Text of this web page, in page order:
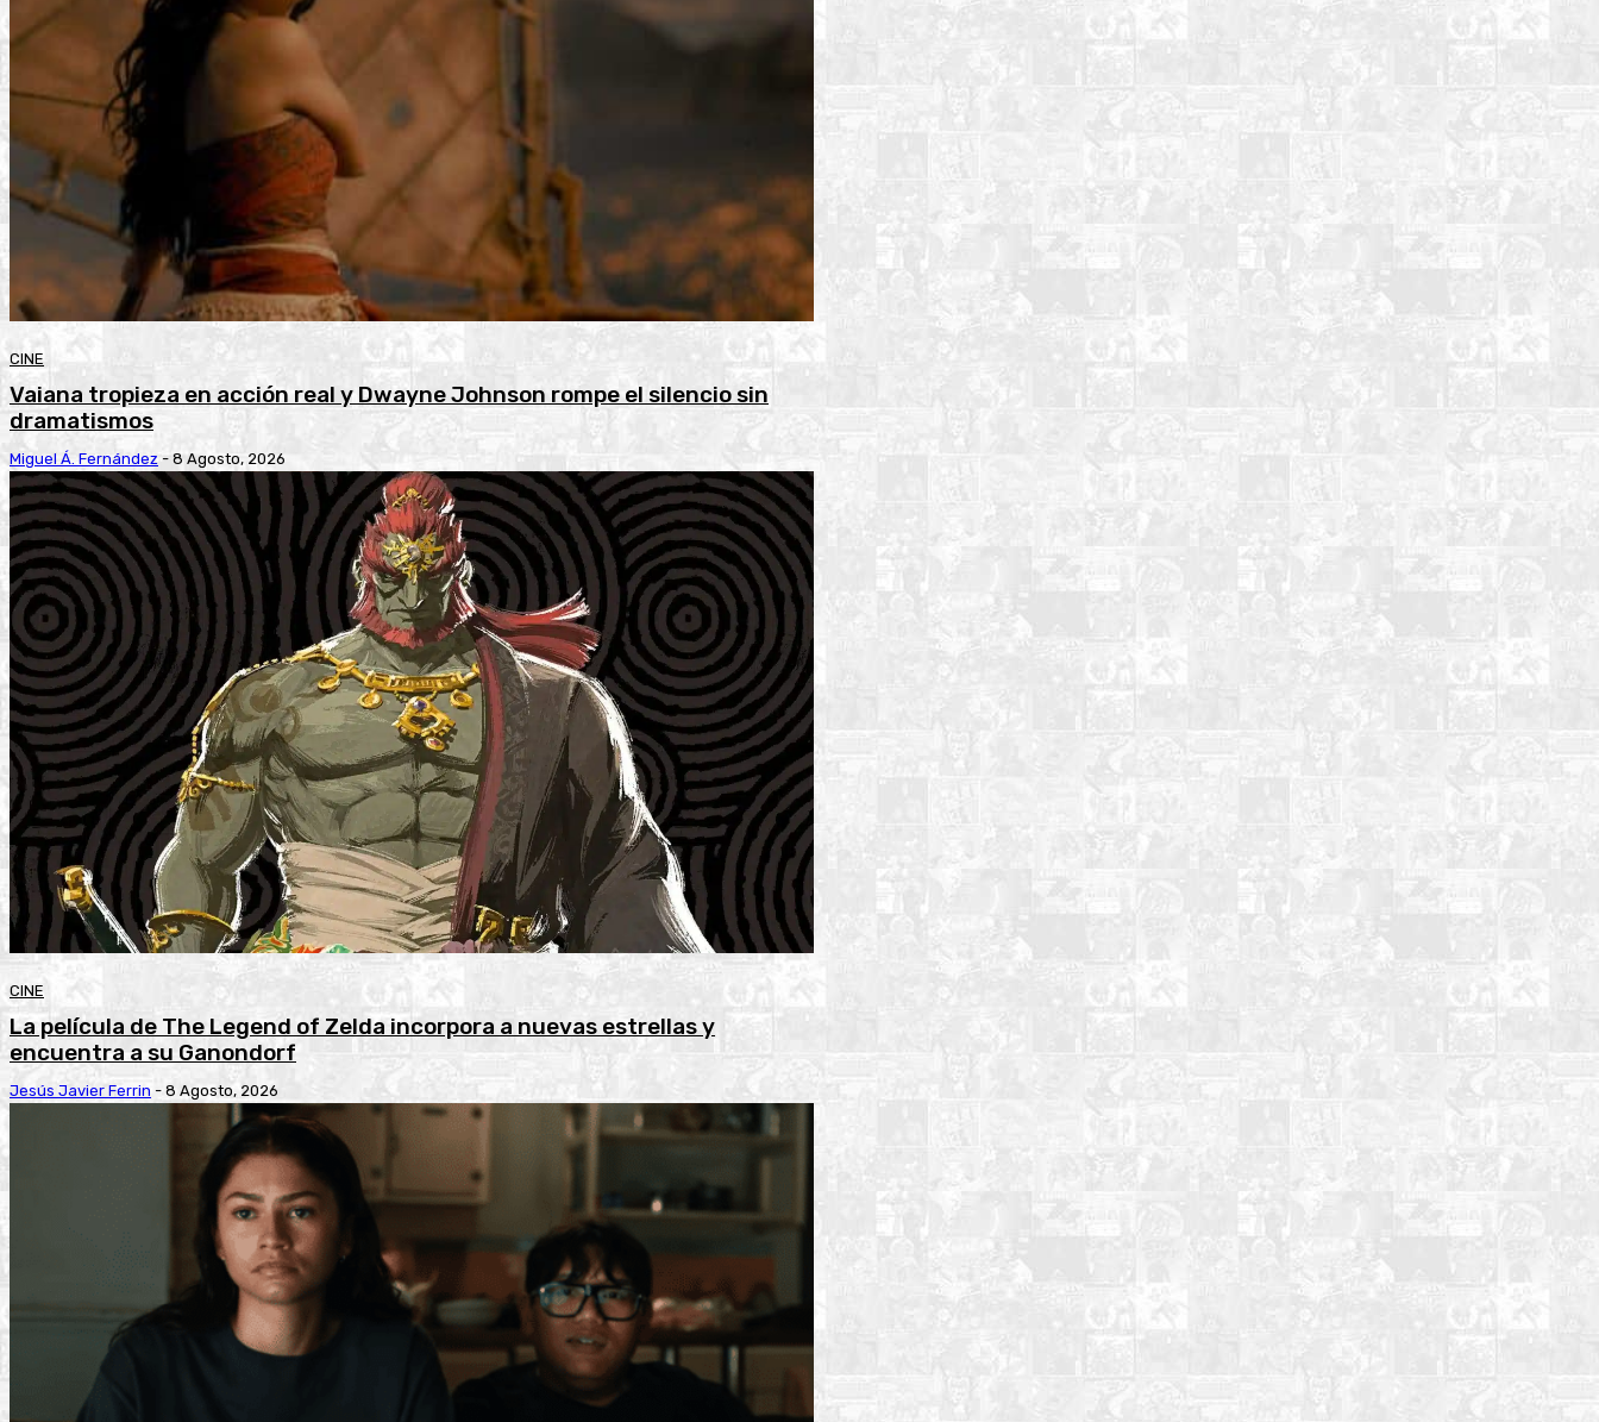
CINE
Vaiana tropieza en acción real y Dwayne Johnson rompe el silencio sin
dramatismos
Miguel Á. Fernández - 8 Agosto, 2026
CINE
La película de The Legend of Zelda incorpora a nuevas estrellas y
encuentra a su Ganondorf
Jesús Javier Ferrin - 8 Agosto, 2026